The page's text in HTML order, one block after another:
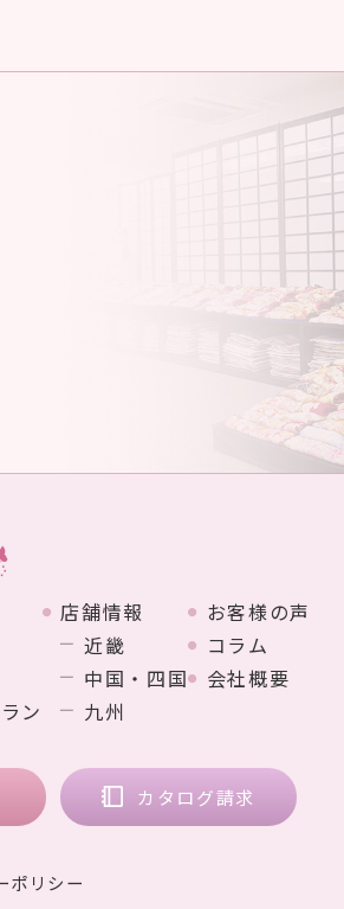
ン
店舗情報
近畿
中国・四国
九州
お客様の声
コラム
会社概要
カタログ請求
ポリシー